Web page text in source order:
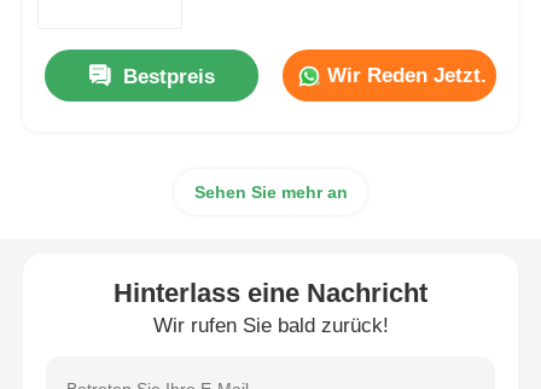
Bestpreis Wir Reden Jetzt.
Sehen Sie mehr an
Hinterlass eine Nachricht
Wir rufen Sie bald zurück!